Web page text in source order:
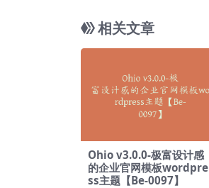
相关文章
Ohio v3.0.0-极富设计感
的企业官网模板wordpre
ss主题【Be-0097】